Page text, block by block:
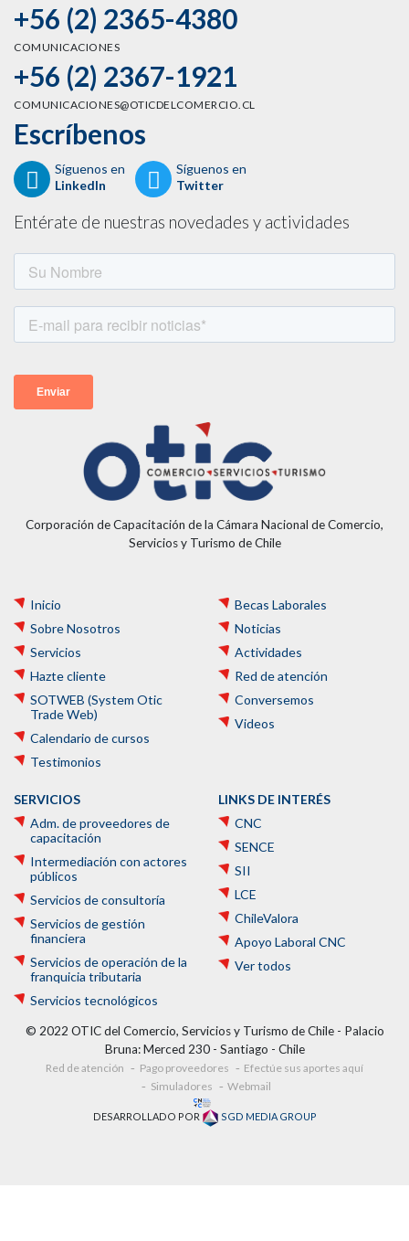
+56 (2) 2365-4380
COMUNICACIONES
+56 (2) 2367-1921
COMUNICACIONES@OTICDELCOMERCIO.CL
Escríbenos
Síguenos en
LinkedIn
Síguenos en
Twitter
Entérate de nuestras novedades y actividades
Corporación de Capacitación de la Cámara Nacional de Comercio,
Servicios y Turismo de Chile
Inicio
Sobre Nosotros
Servicios
Hazte cliente
SOTWEB (System Otic
Trade Web)
Calendario de cursos
Testimonios
Becas Laborales
Noticias
Actividades
Red de atención
Conversemos
Videos
SERVICIOS
Adm. de proveedores de
capacitación
Intermediación con actores
públicos
Servicios de consultoría
Servicios de gestión
financiera
Servicios de operación de la
franquicia tributaria
Servicios tecnológicos
LINKS DE INTERÉS
CNC
SENCE
SII
LCE
ChileValora
Apoyo Laboral CNC
Ver todos
© 2022 OTIC del Comercio, Servicios y Turismo de Chile - Palacio
Bruna: Merced 230 - Santiago - Chile
Red de atención Pago proveedores
Efectúe sus aportes aquí
Simuladores
Webmail
DESARROLLADO POR SGD MEDIA GROUP